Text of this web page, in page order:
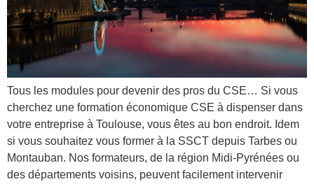
Tous les modules pour devenir des pros du CSE… Si vous
cherchez une formation économique CSE à dispenser dans
votre entreprise à Toulouse, vous êtes au bon endroit. Idem
si vous souhaitez vous former à la SSCT depuis Tarbes ou
Montauban. Nos formateurs, de la région Midi-Pyrénées ou
des départements voisins, peuvent facilement intervenir